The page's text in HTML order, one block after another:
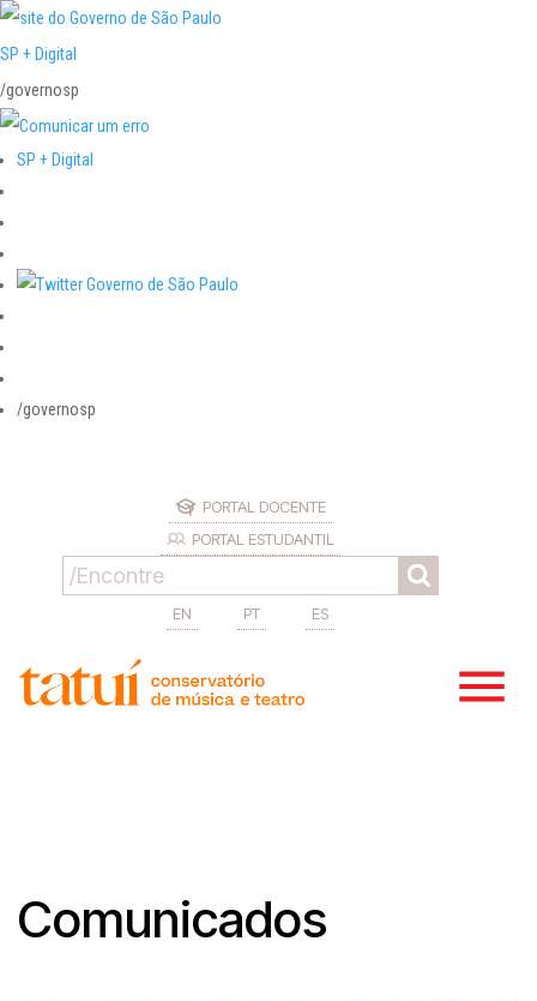
SP + Digital
/governosp
SP + Digital
/governosp
PORTAL DOCENTE
PORTAL ESTUDANTIL
EN PT ES
Comunicados